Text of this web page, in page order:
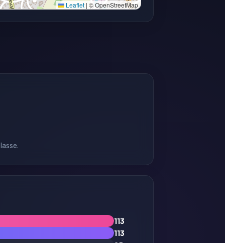
Leaflet | © OpenStreetMap
113
113